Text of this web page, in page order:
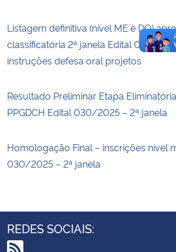
Advocacia-Geral da União
Banco Central do Brasil
Planalto
Listagem definitiva (nível ME e DO)
classificatória 2ª janela Edital 030/
instruções defesa oral projetos
Resultado Preliminar Etapa
PPGDCH Edital 030/2025 – 2ª janela
Homologação Final – inscrições nível
030/2025 – 2ª janela
REDES SOCIAIS: